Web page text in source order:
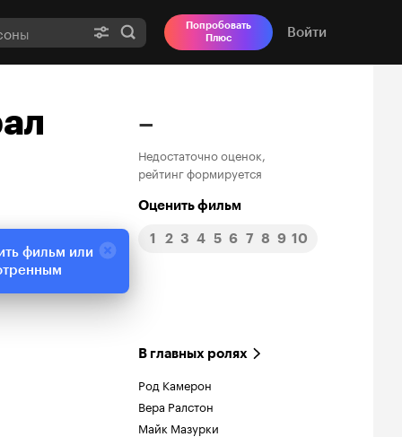
Попробовать
Плюс
Войти
–
Недостаточно оценок,
рейтинг формируется
Оценить фильм
1 2 3 4 5 6 7 8 9 10
В главных ролях
Род Камерон
Вера Ралстон
Майк Мазурки
фильм или